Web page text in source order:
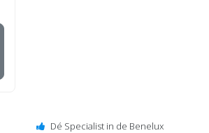
Dé Specialist in de Benelux